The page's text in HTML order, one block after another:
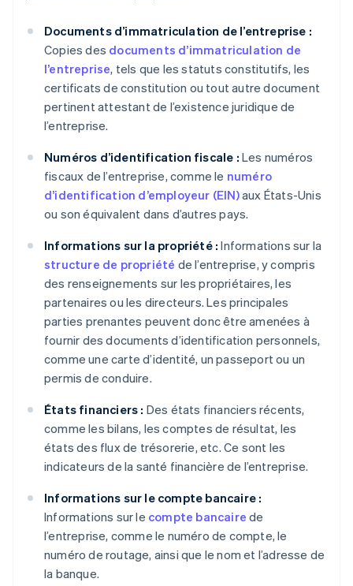
Documents d’immatriculation de l’entreprise :
Copies des documents d’immatriculation de
l’entreprise, tels que les statuts constitutifs, les
certificats de constitution ou tout autre document
pertinent attestant de l’existence juridique de
l’entreprise.
Numéros d’identification fiscale : Les numéros
fiscaux de l’entreprise, comme le numéro
d’identification d’employeur (EIN)aux États-Unis
ou son équivalent dans d’autres pays.
Informations sur la propriété : Informations sur la
structure de propriété de l’entreprise, y compris
des renseignements sur les propriétaires, les
partenaires ou les directeurs. Les principales
parties prenantes peuvent donc être amenées à
fournir des documents d’identification personnels,
comme une carte d’identité, un passeport ou un
permis de conduire.
États financiers : Des états financiers récents,
comme les bilans, les comptes de résultat, les
états des flux de trésorerie, etc. Ce sont les
indicateurs de la santé financière de l’entreprise.
Informations sur le compte bancaire :
Informations sur le compte bancaire de
l’entreprise, comme le numéro de compte, le
numéro de routage, ainsi que le nom et l’adresse de
la banque.